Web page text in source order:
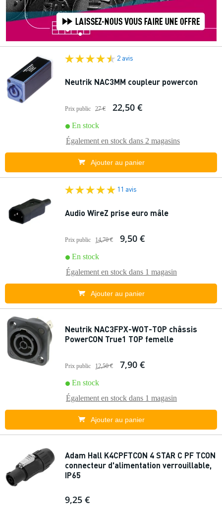
2 avis
Neutrik NAC3MM coupleur powercon
Prix public 27 € 22,50 €
En stock
Également en stock dans 2 magasins
Ajouter au panier
11 avis
Audio WireZ prise euro mâle
Prix public 14,70 € 9,50 €
En stock
Également en stock dans 1 magasin
Ajouter au panier
Neutrik NAC3FPX-WOT-TOP châssis
PowerCON True1 TOP femelle
Prix public 12,50 € 7,90 €
En stock
Également en stock dans 1 magasin
Ajouter au panier
Adam Hall K4CPFTCON 4 STAR C PF TCON
connecteur d'alimentation verrouillable,
IP65
9,25 €